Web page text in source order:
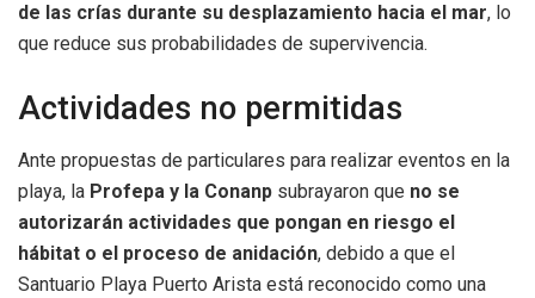
de las crías durante su desplazamiento hacia el mar, lo
que reduce sus probabilidades de supervivencia.
Actividades no permitidas
Ante propuestas de particulares para realizar eventos en la
playa, la Profepa y la Conanp subrayaron que no se
autorizarán actividades que pongan en riesgo el
hábitat o el proceso de anidación, debido a que el
Santuario Playa Puerto Arista está reconocido como una